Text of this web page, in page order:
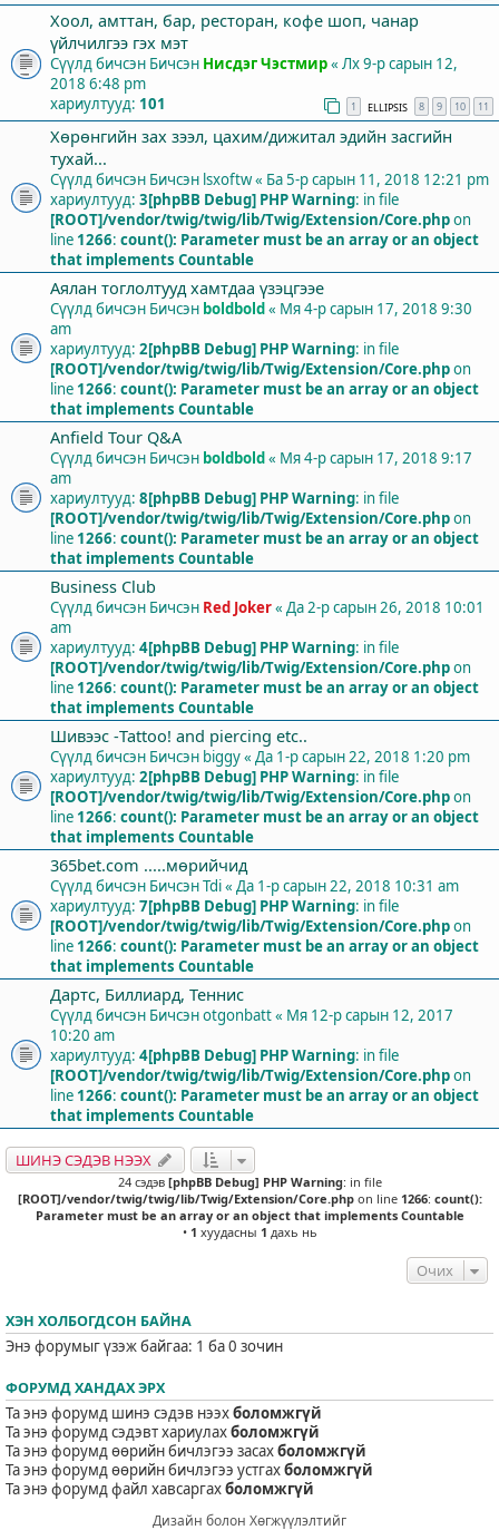
Хоол, амттан, бар, ресторан, кофе шоп, чанар
үйлчилгээ гэх мэт
Сүүлд бичсэн Бичсэн Нисдэг Чэстмир« Лх 9-р сарын 12,
2018 6:48 pm
хариултууд: 101 1 ELLIPSIS 8 9 10 11
Хөрөнгийн зах зээл, цахим/дижитал эдийн засгийн
тухай...
Сүүлд бичсэн Бичсэн lsxoftw« Ба 5-р сарын 11, 2018 12:21 pm
хариултууд: 3[phpBB Debug] PHP Warning: in file
[ROOT]/vendor/twig/twig/lib/Twig/Extension/Core.phpon
line 1266: count(): Parameter must be an array or an object
that implements Countable
Аялан тоглолтууд хамтдаа үзэцгээе
Сүүлд бичсэн Бичсэн boldbold« Мя 4-р сарын 17, 2018 9:30
am
хариултууд: 2[phpBB Debug] PHP Warning: in file
[ROOT]/vendor/twig/twig/lib/Twig/Extension/Core.phpon
line 1266: count(): Parameter must be an array or an object
that implements Countable
Anfield Tour Q&A
Сүүлд бичсэн Бичсэн boldbold« Мя 4-р сарын 17, 2018 9:17
am
хариултууд: 8[phpBB Debug] PHP Warning: in file
[ROOT]/vendor/twig/twig/lib/Twig/Extension/Core.phpon
line 1266: count(): Parameter must be an array or an object
that implements Countable
Business Club
Сүүлд бичсэн Бичсэн Red Joker« Да 2-р сарын 26, 2018 10:01
am
хариултууд: 4[phpBB Debug] PHP Warning: in file
[ROOT]/vendor/twig/twig/lib/Twig/Extension/Core.phpon
line 1266: count(): Parameter must be an array or an object
that implements Countable
Шивээс -Tattoo! and piercing etc..
Сүүлд бичсэн Бичсэн biggy« Да 1-р сарын 22, 2018 1:20 pm
хариултууд: 2[phpBB Debug] PHP Warning: in file
[ROOT]/vendor/twig/twig/lib/Twig/Extension/Core.phpon
line 1266: count(): Parameter must be an array or an object
that implements Countable
365bet.com .....мөрийчид
Сүүлд бичсэн БичсэнTdi« Да 1-р сарын 22, 2018 10:31 am
хариултууд: 7[phpBB Debug] PHP Warning: in file
[ROOT]/vendor/twig/twig/lib/Twig/Extension/Core.phpon
line 1266: count(): Parameter must be an array or an object
that implements Countable
Дартс, Биллиард, Теннис
Сүүлд бичсэн Бичсэнotgonbatt« Мя 12-р сарын 12, 2017
10:20 am
хариултууд: 4[phpBB Debug] PHP Warning: in file
[ROOT]/vendor/twig/twig/lib/Twig/Extension/Core.phpon
line 1266: count(): Parameter must be an array or an object
that implements Countable
ШИНЭ СЭДЭВ НЭЭХ
24 сэдэв [phpBB Debug] PHP Warning: in file
[ROOT]/vendor/twig/twig/lib/Twig/Extension/Core.phpon line 1266: count():
Parameter must be an array or an object that implements Countable
• 1 хуудасны 1 дахь нь
Очих
ХЭН ХОЛБОГДСОН БАЙНА
Энэ форумыг үзэж байгаа: 1 ба 0 зочин
ФОРУМД ХАНДАХ ЭРХ
Та энэ форумд шинэ сэдэв нээхболомжгүй
Та энэ форумд сэдэвт хариулахболомжгүй
Та энэ форумд өөрийн бичлэгээ засахболомжгүй
Та энэ форумд өөрийн бичлэгээ устгахболомжгүй
Та энэ форумд файл хавсаргахболомжгүй
Дизайн болон Хөгжүүлэлтийг